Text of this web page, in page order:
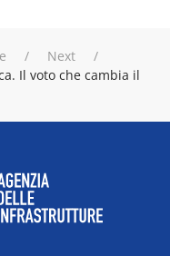
Next
Il voto che cambia il